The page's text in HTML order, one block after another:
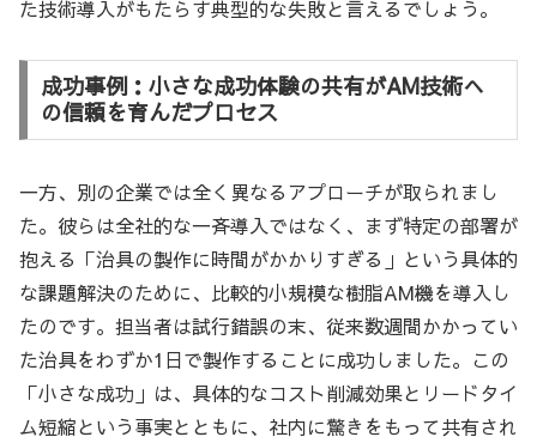
た技術導入がもたらす典型的な失敗と言えるでしょう。
成功事例：小さな成功体験の共有がAM技術へ
の信頼を育んだプロセス
一方、別の企業では全く異なるアプローチが取られまし
た。彼らは全社的な一斉導入ではなく、まず特定の部署が
抱える「治具の製作に時間がかかりすぎる」という具体的
な課題解決のために、比較的小規模な樹脂AM機を導入し
たのです。担当者は試行錯誤の末、従来数週間かかってい
た治具をわずか1日で製作することに成功しました。この
「小さな成功」は、具体的なコスト削減効果とリードタイ
ム短縮という事実とともに、社内に驚きをもって共有され